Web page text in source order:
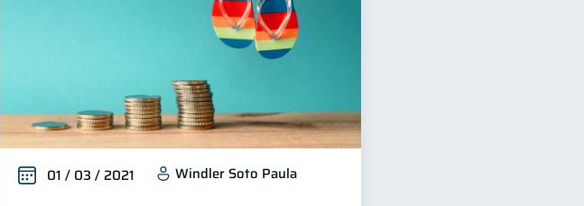
2
Mipymes 1
01 / 03 / 2021 Windler Soto Paula